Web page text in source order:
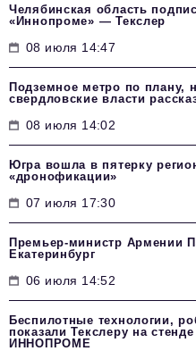
Челябинская область
«Иннопроме» — Текслер
08 июля 14:47
Подземное метро по плану,
свердловские власти
08 июля 14:02
Югра вошла в пятерку
«дронофикации»
07 июля 17:30
Премьер-министр Армении
Екатеринбург
06 июля 14:52
Беспилотные технологии,
показали Текслеру на
ИННОПРОМЕ